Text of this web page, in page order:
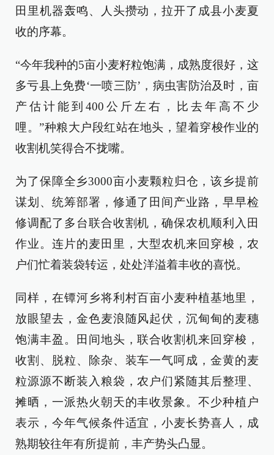
田里机器轰鸣、人头攒动，拉开了成县小麦夏
收的序幕。
“今年我种的5亩小麦籽粒饱满，成熟度很好，这
多亏县上免费‘一喷三防’，病虫害防治及时，亩
产估计能到400公斤左右，比去年高不少
哩。”种粮大户段红站在地头，望着穿梭作业的
收割机笑得合不拢嘴。
为了保障全乡3000亩小麦颗粒归仓，该乡提前
谋划、统筹部署，修通了田间产业路，早早检
修调配了多台联合收割机，确保农机顺利入田
作业。连片的麦田里，大型农机来回穿梭，农
户们忙着装袋转运，处处洋溢着丰收的喜悦。
同样，在镡河乡将利村百亩小麦种植基地里，
放眼望去，金色麦浪随风起伏，沉甸甸的麦穗
饱满丰盈。田间地头，联合收割机来回穿梭，
收割、脱粒、除杂、装车一气呵成，金黄的麦
粒源源不断装入粮袋，农户们紧随其后整理、
摊晒，一派热火朝天的丰收景象。不少种植户
表示，今年气候条件适宜，小麦长势喜人，成
熟期较往年有所提前，丰产势头凸显。